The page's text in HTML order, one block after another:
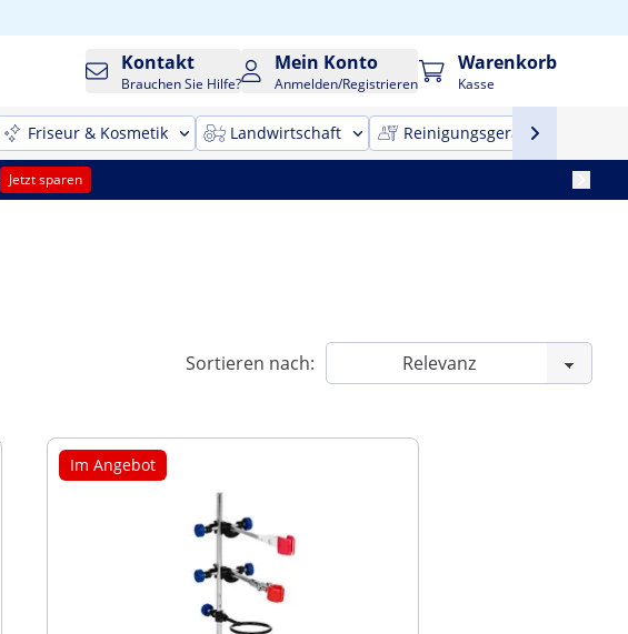
Kontakt
Brauchen Sie Hilfe?
Mein Konto
Anmelden/Registrieren
Warenkorb
Kasse
Friseur & Kosmetik Landwirtschaft Reinigungsgeräte
Jetzt sparen
Sortieren nach:
Im Angebot